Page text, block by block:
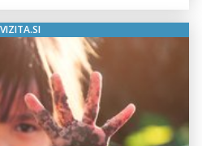
VIZITA.SI